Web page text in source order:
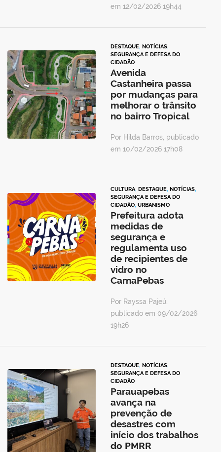
em 12/02/2026 19h44
DESTAQUE, NOTÍCIAS,
SEGURANÇA E DEFESA DO
CIDADÃO
Avenida
Castanheira passa
por mudanças para
melhorar o trânsito
no bairro Tropical
Por Hilda Barros, publicado
em 10/02/2026 17h08
CULTURA, DESTAQUE, NOTÍCIAS,
SEGURANÇA E DEFESA DO
CIDADÃO, URBANISMO
Prefeitura adota
medidas de
segurança e
regulamenta uso
de recipientes de
vidro no
CarnaPebas
Por Rayssa Pajeú,
publicado em 09/02/2026
19h26
DESTAQUE, NOTÍCIAS,
SEGURANÇA E DEFESA DO
CIDADÃO
Parauapebas
avança na
prevenção de
desastres com
início dos trabalhos
do PMRR